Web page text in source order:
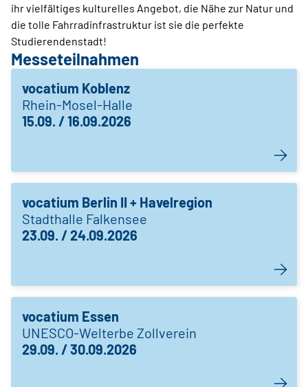
ihr vielfältiges kulturelles Angebot, die Nähe zur Natur und
die tolle Fahrradinfrastruktur ist sie die perfekte
Studierendenstadt!
Messeteilnahmen
vocatium Koblenz
Rhein-Mosel-Halle
15.09. / 16.09.2026
vocatium Berlin II + Havelregion
Stadthalle Falkensee
23.09. / 24.09.2026
vocatium Essen
UNESCO-Welterbe Zollverein
29.09. / 30.09.2026